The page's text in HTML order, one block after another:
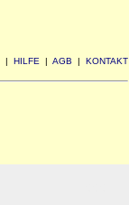
| HILFE | AGB | KONTAKT